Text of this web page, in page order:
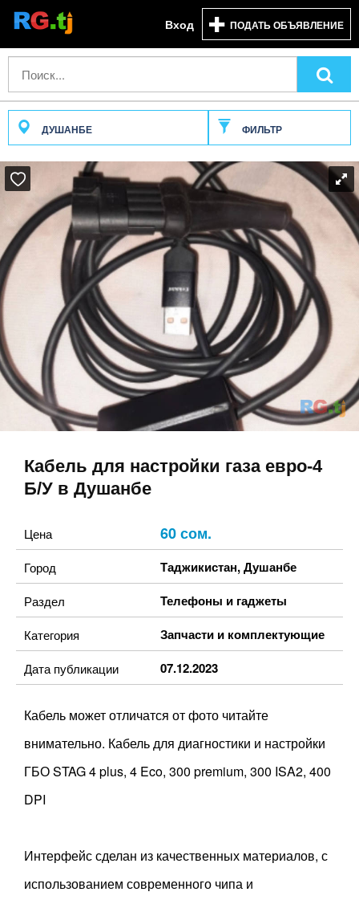
Вход ПОДАТЬ ОБЪЯВЛЕНИЕ
ДУШАНБЕ ФИЛЬТР
Кабель для настройки газа евро-4
Б/У в Душанбе
Цена 60 сом.
Город Таджикистан,Душанбе
Раздел Телефоны и гаджеты
Категория Запчасти и комплектующие
Дата публикации 07.12.2023
Кабель может отличатся от фото читайте
внимательно. Кабель для диагностики и настройки
ГБО STAG 4 plus, 4 Eco, 300 premium, 300 ISA2, 400
DPI
Интерфейс сделан из качественных материалов, с
использованием современного чипа и